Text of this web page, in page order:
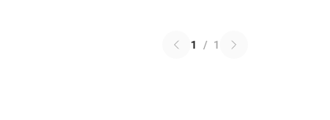
1 / 1